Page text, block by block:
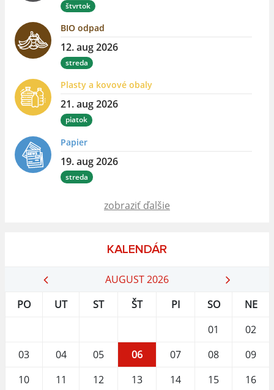
štvrtok
BIO odpad
12. aug 2026
streda
Plasty a kovové obaly
21. aug 2026
piatok
Papier
19. aug 2026
streda
zobraziť ďalšie
KALENDÁR
AUGUST 2026
PO
UT ST ŠT PI SO
NE
01
02
03
04 05 06 07 08
09
10
11 12 13 14 15
16